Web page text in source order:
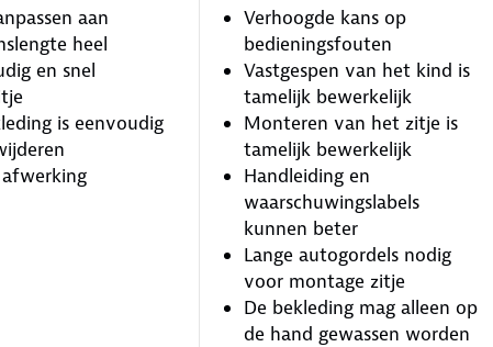
aan
heel
en snel
is eenvoudig
afwerking
Verhoogde kans op
bedieningsfouten
Vastgespen van het kind is
tamelijk bewerkelijk
Monteren van het zitje is
tamelijk bewerkelijk
Handleiding en
waarschuwingslabels
kunnen beter
Lange autogordels nodig
voor montage zitje
De bekleding mag alleen op
de hand gewassen worden